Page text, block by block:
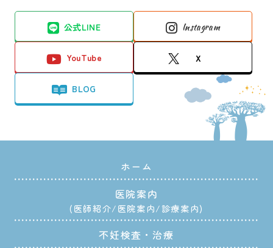
公式LINE Instagram
YouTube X
BLOG
ホーム
医院案内
医師紹介 医院案内 診療案内
不妊検査・治療